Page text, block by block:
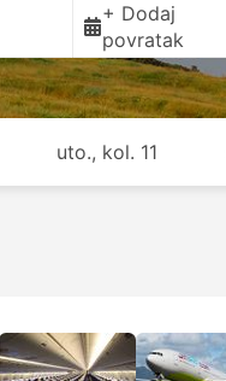
+ Dodaj
povratak
uto., kol. 11